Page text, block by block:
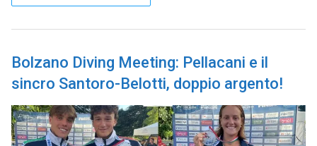
Bolzano Diving Meeting: Pellacani e il
sincro Santoro-Belotti, doppio argento!